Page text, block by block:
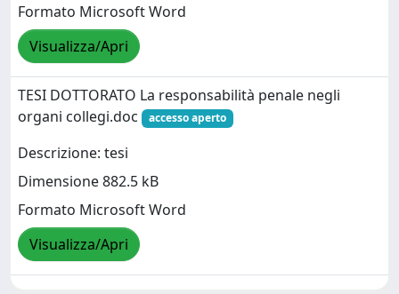
Formato Microsoft Word
Visualizza/Apri
TESI DOTTORATO La responsabilità penale negli
organi collegi.doc
accesso aperto
Descrizione: tesi
Dimensione 882.5 kB
Formato Microsoft Word
Visualizza/Apri